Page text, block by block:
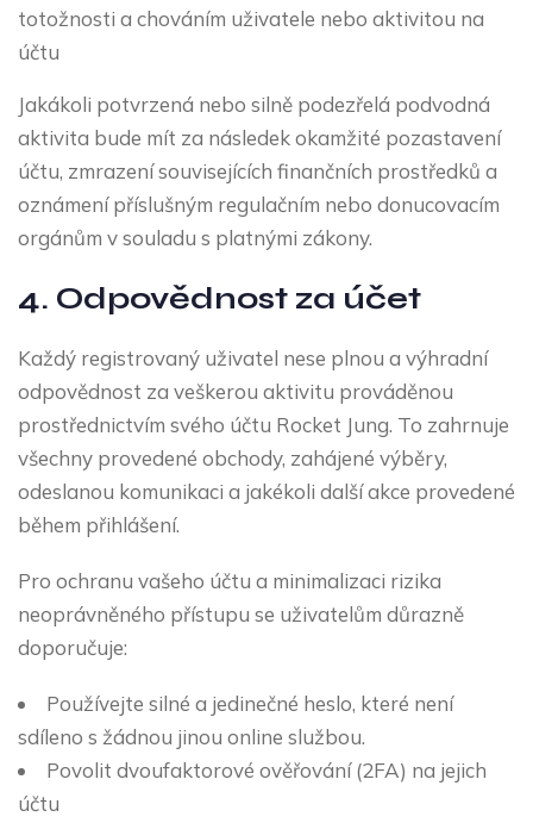
totožnosti a chováním uživatele nebo aktivitou na
účtu
Jakákoli potvrzená nebo silně podezřelá podvodná
aktivita bude mít za následek okamžité pozastavení
účtu, zmrazení souvisejících finančních prostředků a
oznámení příslušným regulačním nebo donucovacím
orgánům v souladu s platnými zákony.
4. Odpovědnost za účet
Každý registrovaný uživatel nese plnou a výhradní
odpovědnost za veškerou aktivitu prováděnou
prostřednictvím svého účtu Rocket Jung. To zahrnuje
všechny provedené obchody, zahájené výběry,
odeslanou komunikaci a jakékoli další akce provedené
během přihlášení.
Pro ochranu vašeho účtu a minimalizaci rizika
neoprávněného přístupu se uživatelům důrazně
doporučuje:
Používejte silné a jedinečné heslo, které není
sdíleno s žádnou jinou online službou.
Povolit dvoufaktorové ověřování (2FA) na jejich
účtu